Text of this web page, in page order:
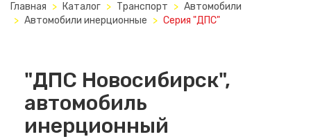
Главная Каталог Транспорт
Автомобили
Автомобили инерционные
Серия "ДПС"
"ДПС Новосибирск",
автомобиль
инерционный